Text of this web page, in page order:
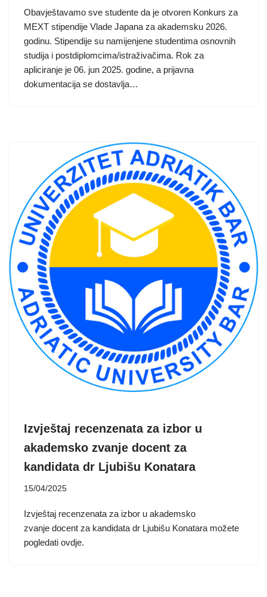
Obavještavamo sve studente da je otvoren Konkurs za
MEXT stipendije Vlade Japana za akademsku 2026.
godinu. Stipendije su namijenjene studentima osnovnih
studija i postdiplomcima/istraživačima. Rok za
apliciranje je 06. jun 2025. godine, a prijavna
dokumentacija se dostavlja…
Izvještaj recenzenata za izbor u
akademsko zvanje docent za
kandidata dr Ljubišu Konatara
15/04/2025
Izvještaj recenzenata za izbor u akademsko
zvanje docent za kandidata dr Ljubišu Konatara možete
pogledati ovdje.